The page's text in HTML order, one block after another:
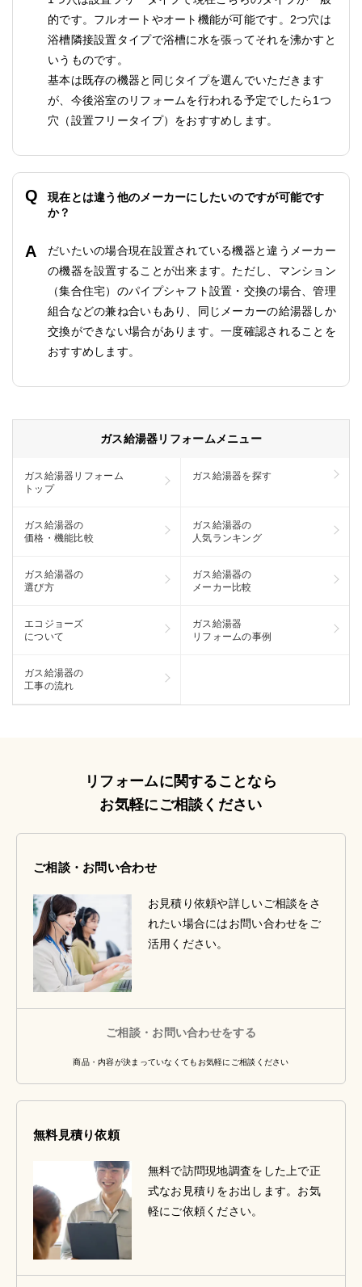
的です。フルオートやオート機能が可能です。2つ穴は
浴槽隣接設置タイプで浴槽に水を張ってそれを沸かすと
いうものです。
基本は既存の機器と同じタイプを選んでいただきます
が、今後浴室のリフォームを行われる予定でしたら1つ
穴（設置フリータイプ）をおすすめします。
現在とは違う他のメーカーにしたいのですが可能です
か？
だいたいの場合現在設置されている機器と違うメーカー
の機器を設置することが出来ます。ただし、マンション
（集合住宅）のパイプシャフト設置・交換の場合、管理
組合などの兼ね合いもあり、同じメーカーの給湯器しか
交換ができない場合があります。一度確認されることを
おすすめします。
ガス給湯器リフォームメニュー
ガス給湯器リフォーム
トップ
ガス給湯器を探す
ガス給湯器の
価格・機能比較
ガス給湯器の
人気ランキング
ガス給湯器の
選び方
ガス給湯器の
メーカー比較
エコジョーズ
について
ガス給湯器
リフォームの事例
ガス給湯器の
工事の流れ
リフォームに関することなら
お気軽にご相談ください
ご相談・お問い合わせ
お見積り依頼や詳しいご相談をさ
れたい場合にはお問い合わせをご
活用ください。
ご相談・お問い合わせをする
商品・内容が決まっていなくてもお気軽にご相談ください
無料見積り依頼
無料で訪問現地調査をした上で正
式なお見積りをお出します。お気
軽にご依頼ください。